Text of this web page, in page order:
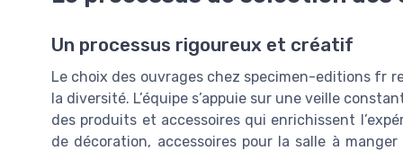
Un processus rigoureux et créatif
Le choix des ouvrages chez specimen-editions fr
la diversité. L’équipe s’appuie sur une veille
des produits et accessoires qui enrichissent
de décoration, accessoires pour la salle à